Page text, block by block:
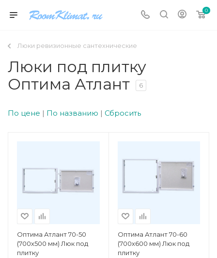
0
Люки ревизионные сантехнические
Люки под плитку
Оптима Атлант
6
По цене | По названию | Сбросить
Оптима Атлант 70-50
(700х500 мм) Люк под
плитку
Оптима Атлант 70-60
(700х600 мм) Люк под
плитку